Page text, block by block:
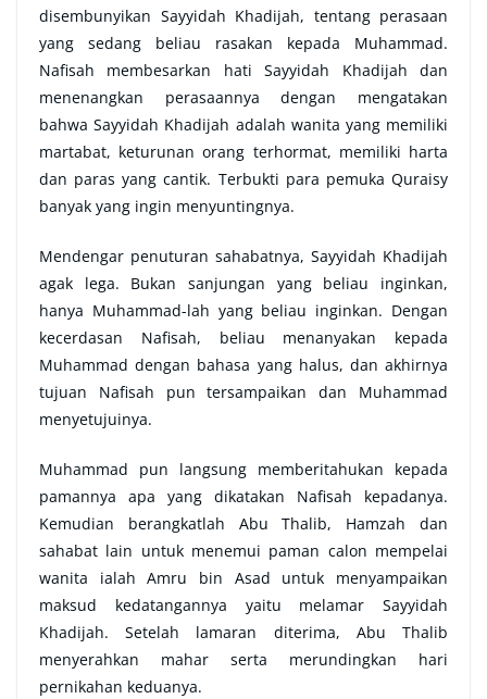
disembunyikan Sayyidah Khadijah, tentang perasaan
yang sedang beliau rasakan kepada Muhammad.
Nafisah membesarkan hati Sayyidah Khadijah dan
menenangkan perasaannya dengan mengatakan
bahwa Sayyidah Khadijah adalah wanita yang memiliki
martabat, keturunan orang terhormat, memiliki harta
dan paras yang cantik. Terbukti para pemuka Quraisy
banyak yang ingin menyuntingnya.
Mendengar penuturan sahabatnya, Sayyidah Khadijah
agak lega. Bukan sanjungan yang beliau inginkan,
hanya Muhammad-lah yang beliau inginkan. Dengan
kecerdasan Nafisah, beliau menanyakan kepada
Muhammad dengan bahasa yang halus, dan akhirnya
tujuan Nafisah pun tersampaikan dan Muhammad
menyetujuinya.
Muhammad pun langsung memberitahukan kepada
pamannya apa yang dikatakan Nafisah kepadanya.
Kemudian berangkatlah Abu Thalib, Hamzah dan
sahabat lain untuk menemui paman calon mempelai
wanita ialah Amru bin Asad untuk menyampaikan
maksud kedatangannya yaitu melamar Sayyidah
Khadijah. Setelah lamaran diterima, Abu Thalib
menyerahkan mahar serta merundingkan hari
pernikahan keduanya.